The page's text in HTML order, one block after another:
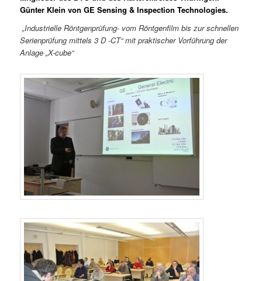
Günter Klein von GE Sensing & Inspection Technologies.
„Industrielle Röntgenprüfung- vom Röntgenfilm bis zur schnellen
Serienprüfung mittels 3 D -CT“ mit praktischer Vorführung der
Anlage „X-cube“